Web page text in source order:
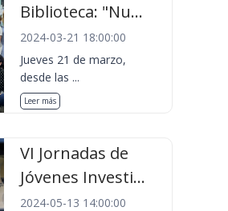
Biblioteca: "Nu...
2024-03-21 18:00:00
Jueves 21 de marzo,
desde las ...
Leer más
VI Jornadas de
Jóvenes Investi...
2024-05-13 14:00:00